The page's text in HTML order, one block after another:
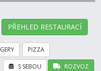
PŘEHLED RESTAURACÍ
PIZZA
ROZVOZ
S SEBOU